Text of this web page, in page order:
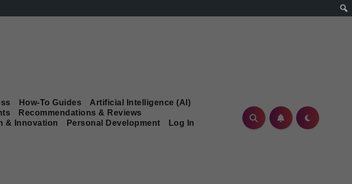
How-To Guides
Artificial Intelligence (AI)
Recommendations & Reviews
& Innovation Personal Development
Log In